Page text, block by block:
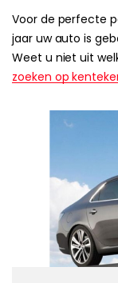
Voor de perfecte
jaar uw auto is
Weet u niet uit
zoeken op